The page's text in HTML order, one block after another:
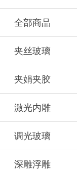
全部商品
夹丝玻璃
夹娟夹胶
激光内雕
调光玻璃
深雕浮雕